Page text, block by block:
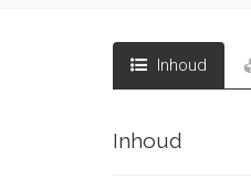
Inhoud
Inhoud